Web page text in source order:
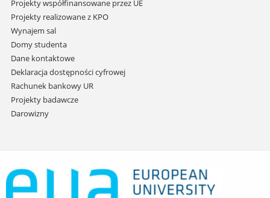
Projekty współfinansowane przez UE
Projekty realizowane z KPO
Wynajem sal
Domy studenta
Dane kontaktowe
Deklaracja dostępności cyfrowej
Rachunek bankowy UR
Projekty badawcze
Darowizny